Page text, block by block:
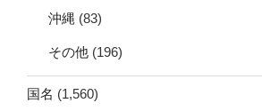
沖縄 (83)
その他 (196)
国名 (1,560)